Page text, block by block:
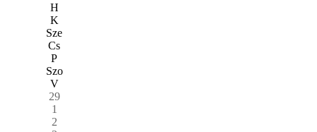
H
K
Sze
Cs
P
Szo
V
29
1
2